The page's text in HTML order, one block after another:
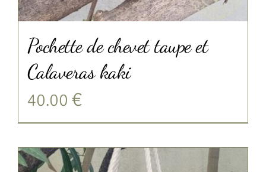
Pochette de chevet taupe et
Calaveras kaki
40.00 €